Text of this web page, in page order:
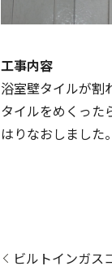
工事内容
浴室壁タイルが割
タイルをめくった
はりなおしました。
ビルトインガ